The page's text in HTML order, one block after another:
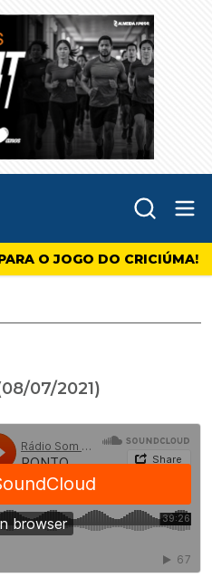
O JOGO DO CRICIÚMA!
07/2021)